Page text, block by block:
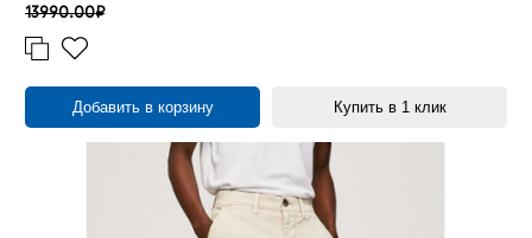
13990.00₽
Добавить в корзину Купить в 1 клик